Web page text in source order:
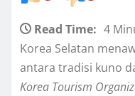
Read Time: 4
Korea Selatan
antara tradisi kuno
Korea Tourism